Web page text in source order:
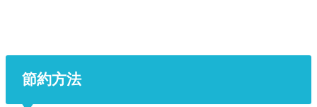
節約方法